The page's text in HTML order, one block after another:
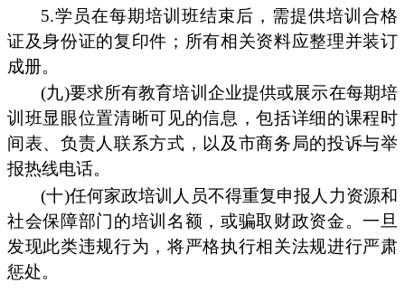
5.学员在每期培训班结束后，需提供培训合格
证及身份证的复印件；所有相关资料应整理并装订
成册。
(九)要求所有教育培训企业提供或展示在每期培
训班显眼位置清晰可见的信息，包括详细的课程时
间表、负责人联系方式，以及市商务局的投诉与举
报热线电话。
(十)任何家政培训人员不得重复申报人力资源和
社会保障部门的培训名额，或骗取财政资金。一旦
发现此类违规行为，将严格执行相关法规进行严肃
惩处。